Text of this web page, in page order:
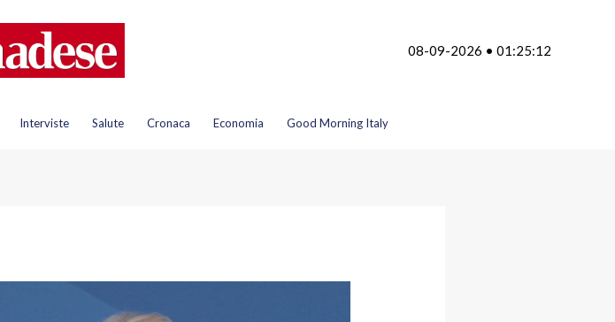
08-09-2026 • 01:25:12
Interviste Salute Cronaca Economia Good Morning Italy